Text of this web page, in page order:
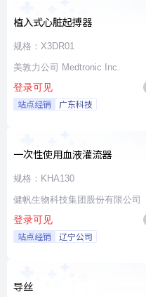
植入式心脏起搏器
规格：X3DR01
美敦力公司 Medtronic Inc.
登录可见
站点经销 广东科技
一次性使用血液灌流器
规格：KHA130
健帆生物科技集团股份有限公司
登录可见
站点经销 辽宁公司
导丝